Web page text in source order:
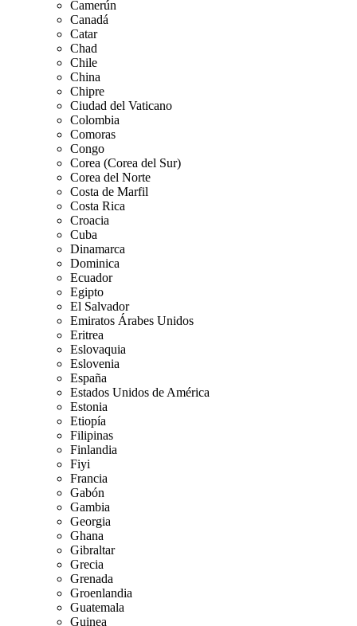
Camerún
Canadá
Catar
Chad
Chile
China
Chipre
Ciudad del Vaticano
Colombia
Comoras
Congo
Corea (Corea del Sur)
Corea del Norte
Costa de Marfil
Costa Rica
Croacia
Cuba
Dinamarca
Dominica
Ecuador
Egipto
El Salvador
Emiratos Árabes Unidos
Eritrea
Eslovaquia
Eslovenia
España
Estados Unidos de América
Estonia
Etiopía
Filipinas
Finlandia
Fiyi
Francia
Gabón
Gambia
Georgia
Ghana
Gibraltar
Grecia
Grenada
Groenlandia
Guatemala
Guinea